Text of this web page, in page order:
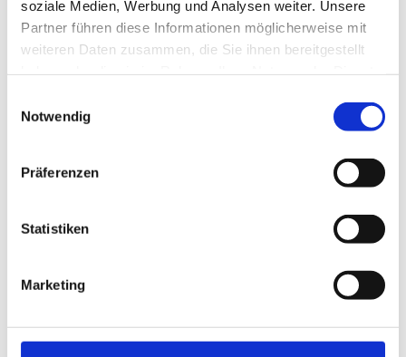
soziale Medien, Werbung und Analysen weiter. Unsere
Partner führen diese Informationen möglicherweise mit
weiteren Daten zusammen, die Sie ihnen bereitgestellt
Notwendig
Präferenzen
Statistiken
Marketing
suchen kannst. Egal, ob Du eine neue
Herausforderung suchst, einen beruflichen Wechsel
planst oder einfach eine Stelle in Deinem aktuellen
Hast Du keine Lust und Zeit, auf Jobbörsen jede
Stellenanzeige zu durchsuchen? Teste die "Jobsuche
Dir Jobs vorschlagen, die zu Dir passen.